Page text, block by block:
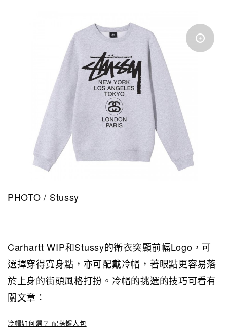
PHOTO / Stussy
Carhartt WIP和Stussy的衛衣突顯前幅Logo，可
選擇穿得寬身點，亦可配戴冷帽，著眼點更容易落
於上身的街頭風格打扮。冷帽的挑選的技巧可看有
關文章：
冷帽如何選？ 配搭懶人包